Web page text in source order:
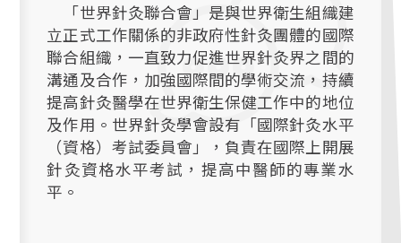
「世界針灸聯合會」是與世界衛生組織建
立正式工作關係的非政府性針灸團體的國際
聯合組織，一直致力促進世界針灸界之間的
溝通及合作，加強國際間的學術交流，持續
提高針灸醫學在世界衛生保健工作中的地位
及作用。世界針灸學會設有「國際針灸水平
（資格）考試委員會」，負責在國際上開展
針灸資格水平考試，提高中醫師的專業水
平。